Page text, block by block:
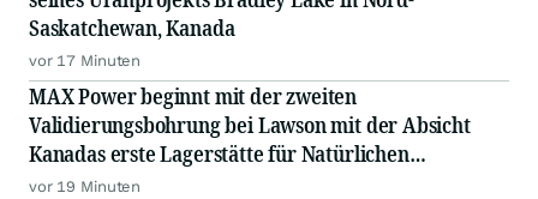
Saskatchewan, Kanada
vor 17 Minuten
MAX Power beginnt mit der zweiten
Validierungsbohrung bei Lawson mit der Absicht
Kanadas erste Lagerstätte für Natürlichen
Wasserstoff besser zu lokalisieren
vor 19 Minuten